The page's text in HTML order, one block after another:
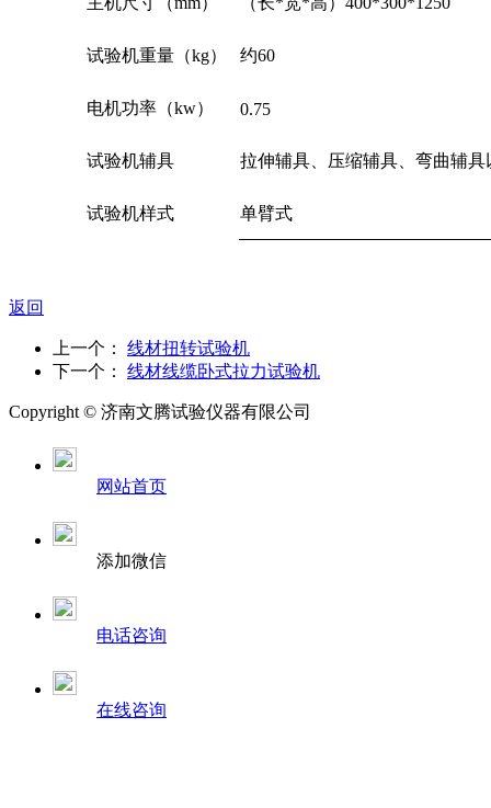
试验机重量（kg） 约60
电机功率（kw） 0.75
试验机辅具 拉伸辅具、压缩辅具、弯曲辅
试验机样式 单臂式
返回
上一个： 线材扭转试验机
下一个： 线材线缆卧式拉力试验机
Copyright © 济南文腾试验仪器有限公司
网站首页
添加微信
电话咨询
在线咨询